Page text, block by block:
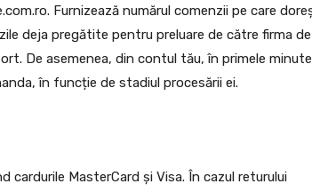
Furnizează numărul comenzii pe care
deja pregătite pentru preluare de către firma de
De asemenea, din contul tău, în primele minute
în funcție de stadiul procesării ei.
cardurile MasterCard și Visa. În cazul returului